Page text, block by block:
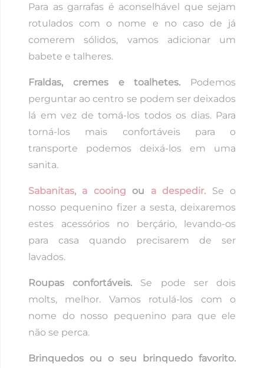
Para as garrafas é aconselhável que sejam
rotulados com o nome e no caso de já
comerem sólidos, vamos adicionar um
babete e talheres.
Fraldas, cremes e toalhetes. Podemos
perguntar ao centro se podem ser deixados
lá em vez de tomá-los todos os dias. Para
torná-los mais confortáveis para o
transporte podemos deixá-los em uma
sanita.
Sabanitas, a cooing ou a despedir.
Se o
nosso pequenino fizer a sesta, deixaremos
estes acessórios no berçário, levando-os
para casa quando precisarem de ser
lavados.
Roupas confortáveis. Se pode ser dois
molts, melhor. Vamos rotulá-los com o
nome do nosso pequenino para que ele
não se perca.
Brinquedos ou o seu brinquedo favorito.